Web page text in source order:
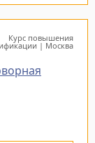
Курс повышения
| Москва